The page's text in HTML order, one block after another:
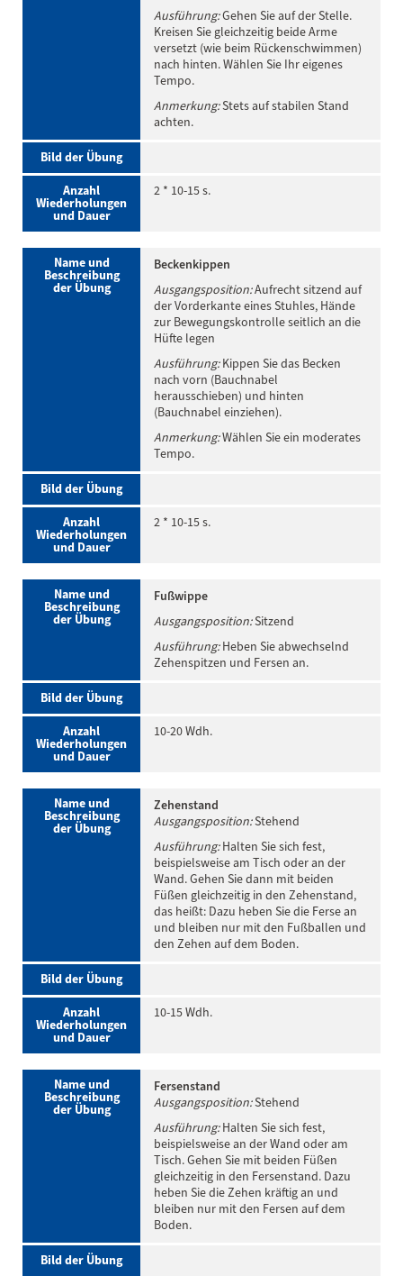
Ausführung:Gehen Sie auf der Stelle.
Kreisen Sie gleichzeitig beide Arme
versetzt (wie beim Rückenschwimmen)
nach hinten. Wählen Sie Ihr eigenes
Tempo.
Anmerkung:Stets auf stabilen Stand
achten.
Bild der Übung
Anzahl
Wiederholungen
und Dauer
2 * 10-15 s.
Name und
Beschreibung
der Übung
Beckenkippen
Ausgangsposition:Aufrecht sitzend auf
der Vorderkante eines Stuhles, Hände
zur Bewegungskontrolle seitlich an die
Hüfte legen
Ausführung:Kippen Sie das Becken
nach vorn (Bauchnabel
herausschieben) und hinten
(Bauchnabel einziehen).
Anmerkung:Wählen Sie ein moderates
Tempo.
Bild der Übung
Anzahl
Wiederholungen
und Dauer
2 * 10-15 s.
Name und
Beschreibung
der Übung
Fußwippe
Ausgangsposition:Sitzend
Ausführung:Heben Sie abwechselnd
Zehenspitzen und Fersen an.
Bild der Übung
Anzahl
Wiederholungen
und Dauer
10-20 Wdh.
Name und
Beschreibung
der Übung
Zehenstand
Ausgangsposition:Stehend
Ausführung:Halten Sie sich fest,
beispielsweise am Tisch oder an der
Wand. Gehen Sie dann mit beiden
Füßen gleichzeitig in den Zehenstand,
das heißt: Dazu heben Sie die Ferse an
und bleiben nur mit den Fußballen und
den Zehen auf dem Boden.
Bild der Übung
Anzahl
Wiederholungen
und Dauer
10-15 Wdh.
Name und
Beschreibung
der Übung
Fersenstand
Ausgangsposition:Stehend
Ausführung:Halten Sie sich fest,
beispielsweise an der Wand oder am
Tisch. Gehen Sie mit beiden Füßen
gleichzeitig in den Fersenstand. Dazu
heben Sie die Zehen kräftig an und
bleiben nur mit den Fersen auf dem
Boden.
Bild der Übung